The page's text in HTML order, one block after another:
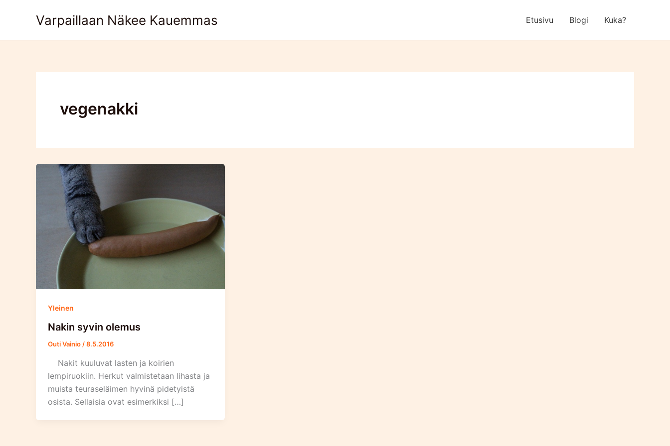
Varpaillaan Näkee Kauemmas Etusivu Blogi Kuka?
vegenakki
Yleinen
Nakin syvin olemus
Outi Vainio/8.5.2016
Nakit kuuluvat lasten ja koirien
lempiruokiin. Herkut valmistetaan lihasta ja
muista teuraseläimen hyvinä pidetyistä
osista. Sellaisia ovat esimerkiksi […]